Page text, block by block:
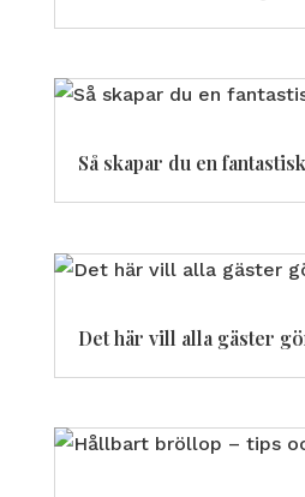
Så skapar du en
Det här vill alla gäster